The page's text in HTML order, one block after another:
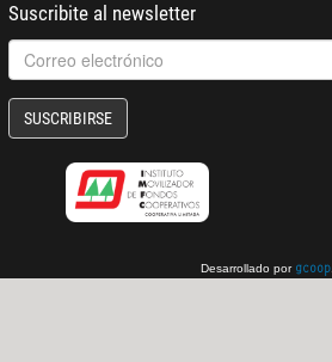
Suscribite al newsletter
SUSCRIBIRSE
Desarrollado por gcoop